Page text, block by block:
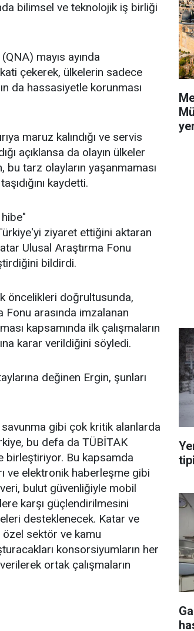
bilimsel ve teknolojik iş birliği
mayıs ayında
çekerek, ülkelerin sadece
da hassasiyetle korunması
maruz kalındığı ve servis
açıklansa da olayın ülkeler
bu tarz olayların yaşanmaması
kaydetti.
ziyaret ettiğini aktaran
Ulusal Araştırma Fonu
bildirdi.
öncelikleri doğrultusunda,
Fonu arasında imzalanan
kapsamında ilk çalışmaların
karar verildiğini söyledi.
değinen Ergin, şunları
gibi çok kritik alanlarda
bu defa da TÜBİTAK
birleştiriyor. Bu kapsamda
ve elektronik haberleşme gibi
bulut güvenliğiyle mobil
karşı güçlendirilmesini
desteklenecek. Katar ve
özel sektör ve kamu
konsorsiyumların her
ortak çalışmaların